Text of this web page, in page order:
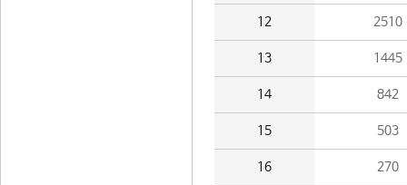
12 2510
13 1445
14 842
15 503
16 270